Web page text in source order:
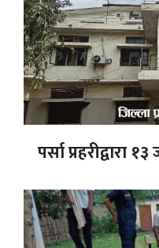
पर्सा प्रहरीद्वारा